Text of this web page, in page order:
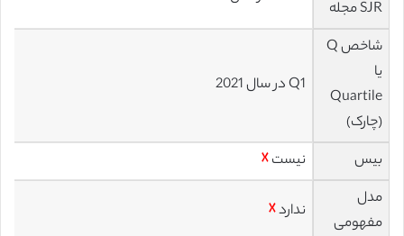
SJR مجله
شاخص Q
یا
Quartile
(چارک)
Q1 در سال 2021
بیس نیست☓
مدل
مفهومی
ندارد☓